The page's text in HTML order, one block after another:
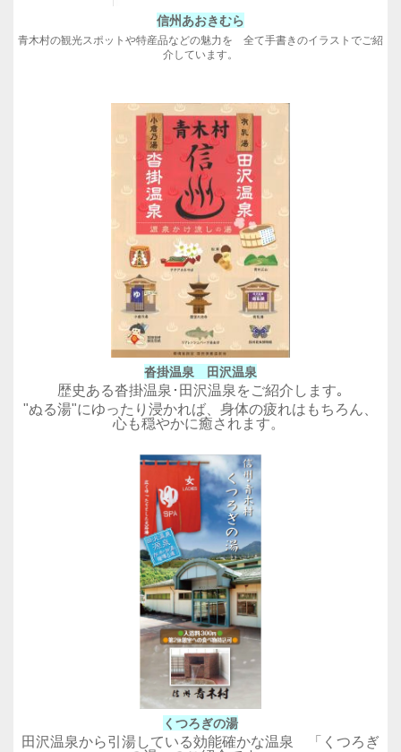
信州あおきむら
青木村の観光スポットや特産品などの魅力を 全て手書きのイラストでご紹
介しています。
沓掛温泉 田沢温泉
歴史ある沓掛温泉･田沢温泉をご紹介します｡
"ぬる湯"にゆったり浸かれば、身体の疲れはもちろん、
心も穏やかに癒されます。
くつろぎの湯
田沢温泉から引湯している効能確かな温泉 「くつろぎ